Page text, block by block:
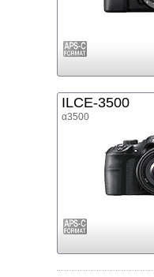
ILCE-3500
α3500